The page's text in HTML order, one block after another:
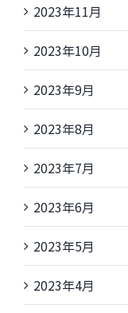
2023年11月
2023年10月
2023年9月
2023年8月
2023年7月
2023年6月
2023年5月
2023年4月